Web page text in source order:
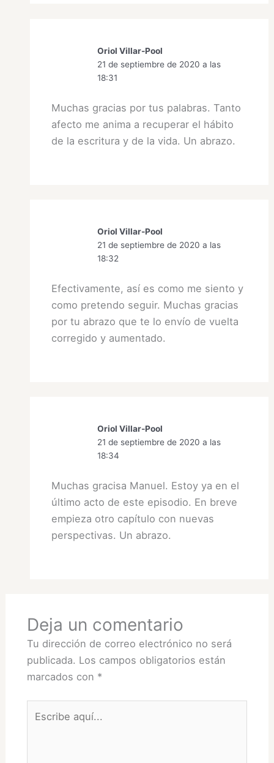
Oriol Villar-Pool
21 de septiembre de 2020 a las
18:31
Muchas gracias por tus palabras. Tanto
afecto me anima a recuperar el hábito
de la escritura y de la vida. Un abrazo.
Oriol Villar-Pool
21 de septiembre de 2020 a las
18:32
Efectivamente, así es como me siento y
como pretendo seguir. Muchas gracias
por tu abrazo que te lo envío de vuelta
corregido y aumentado.
Oriol Villar-Pool
21 de septiembre de 2020 a las
18:34
Muchas gracisa Manuel. Estoy ya en el
último acto de este episodio. En breve
empieza otro capítulo con nuevas
perspectivas. Un abrazo.
Deja un comentario
Tu dirección de correo electrónico no será
publicada. Los campos obligatorios están
marcados con *
aquí...